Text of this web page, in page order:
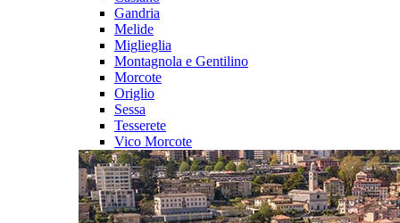
Gandria
Melide
Miglieglia
Montagnola e Gentilino
Morcote
Origlio
Sessa
Tesserete
Vico Morcote